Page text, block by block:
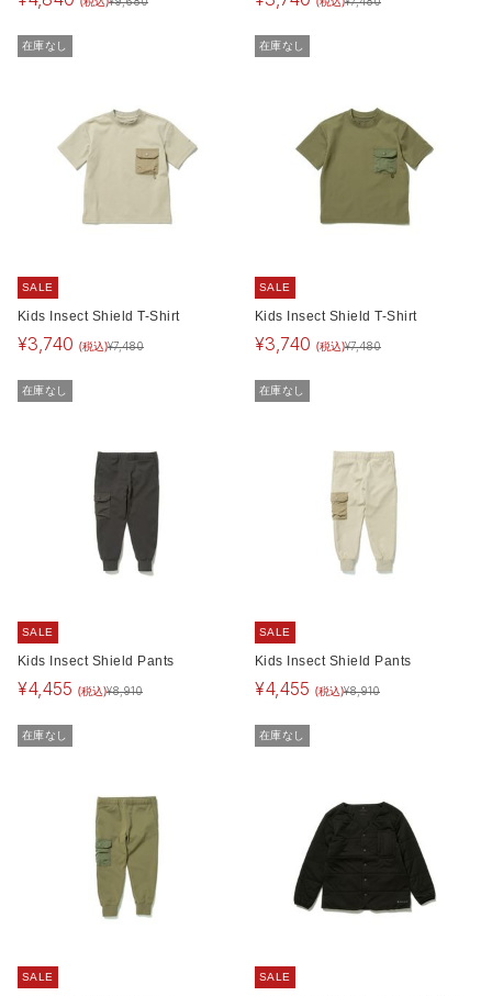
在庫なし
SALE
Kids Insect Shield T-Shirt
¥3,740 (税込)¥7,480
在庫なし
SALE
Kids Insect Shield T-Shirt
¥3,740 (税込)¥7,480
在庫なし
SALE
Kids Insect Shield Pants
¥4,455 (税込)¥8,910
在庫なし
SALE
Kids Insect Shield Pants
¥4,455 (税込)¥8,910
在庫なし
SALE
在庫なし
SALE